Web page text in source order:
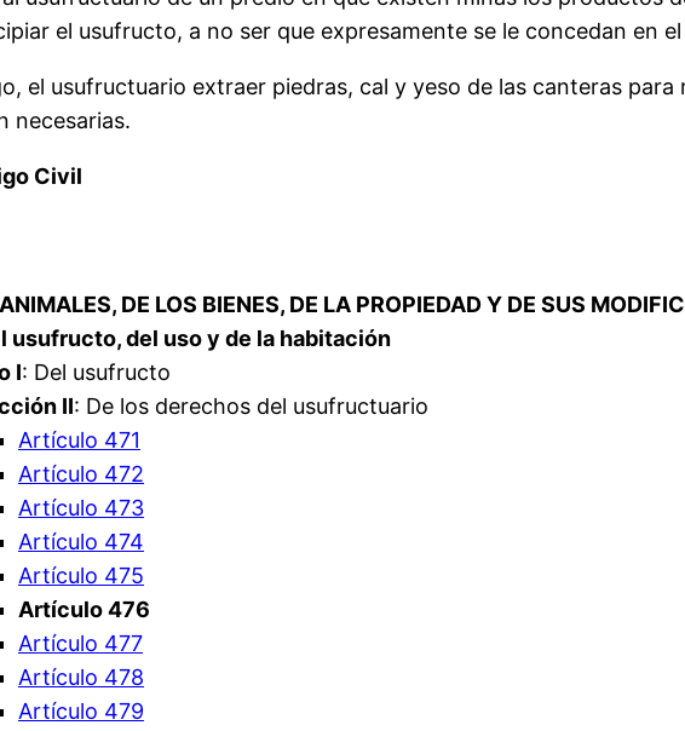
el usufructo, a no ser que expresamente se le concedan en
el usufructuario extraer piedras, cal y yeso de las canteras
necesarias.
Civil
DE LOS BIENES, DE LA PROPIEDAD Y DE SUS
usufructo, del uso y de la habitación
I: Del usufructo
II: De los derechos del usufructuario
Artículo 471
Artículo 472
Artículo 473
Artículo 474
Artículo 475
Artículo 476
Artículo 477
Artículo 478
Artículo 479